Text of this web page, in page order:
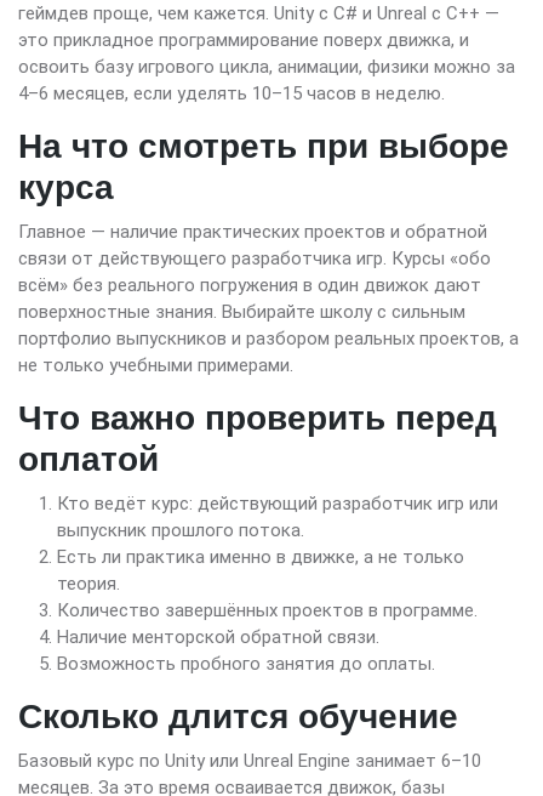
геймдев проще, чем кажется. Unity с C# и Unreal с C++ —
это прикладное программирование поверх движка, и
освоить базу игрового цикла, анимации, физики можно за
4–6 месяцев, если уделять 10–15 часов в неделю.
На что смотреть при выборе
курса
Главное — наличие практических проектов и обратной
связи от действующего разработчика игр. Курсы «обо
всём» без реального погружения в один движок дают
поверхностные знания. Выбирайте школу с сильным
портфолио выпускников и разбором реальных проектов, а
не только учебными примерами.
Что важно проверить перед
оплатой
Кто ведёт курс: действующий разработчик игр или
выпускник прошлого потока.
Есть ли практика именно в движке, а не только
теория.
Количество завершённых проектов в программе.
Наличие менторской обратной связи.
Возможность пробного занятия до оплаты.
Сколько длится обучение
Базовый курс по Unity или Unreal Engine занимает 6–10
месяцев. За это время осваивается движок, базы